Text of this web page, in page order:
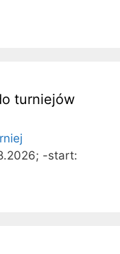
turniejów
-start: